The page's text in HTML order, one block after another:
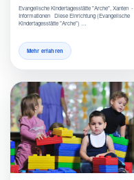
Evangelische Kindertagesstätte "Arche", Xanten -
Informationen Diese Einrichtung (Evangelische
Kindertagesstätte "Arche") …
Mehr erfahren